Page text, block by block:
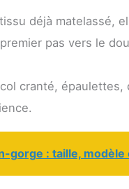
déjà matelassé,
pas vers le
cranté, épaulettes,
gorge : taille, modèle